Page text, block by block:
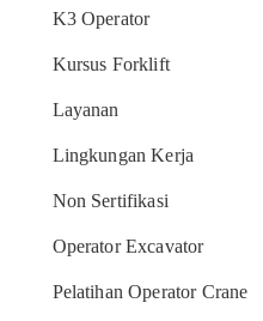
K3 Operator
Kursus Forklift
Layanan
Lingkungan Kerja
Non Sertifikasi
Operator Excavator
Pelatihan Operator Crane